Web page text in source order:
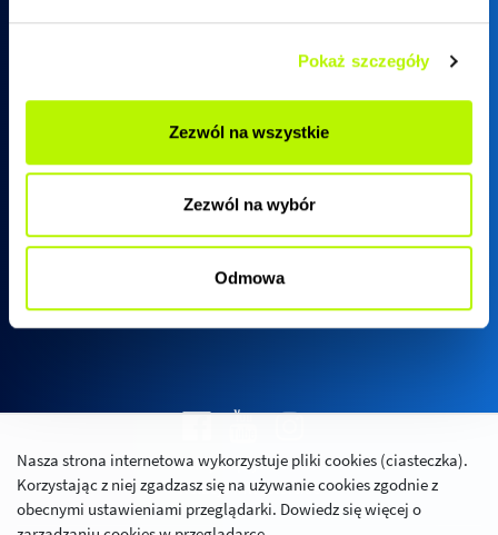
Pokaż szczegóły
Zezwól na wszystkie
Zezwól na wybór
Odmowa
tel.17 789 19 87
Biuro sprzedaży SkyRes
ul. Warszawska 18
(biurowiec SkyRes, piętro 12)
Pn - Pt: 08:00 - 17:00
Polityka prywatności
Relacje inwestorskie
Nasza strona internetowa wykorzystuje pliki cookies (ciasteczka).
Korzystając z niej zgadzasz się na używanie cookies zgodnie z
obecnymi ustawieniami przeglądarki. Dowiedz się więcej o